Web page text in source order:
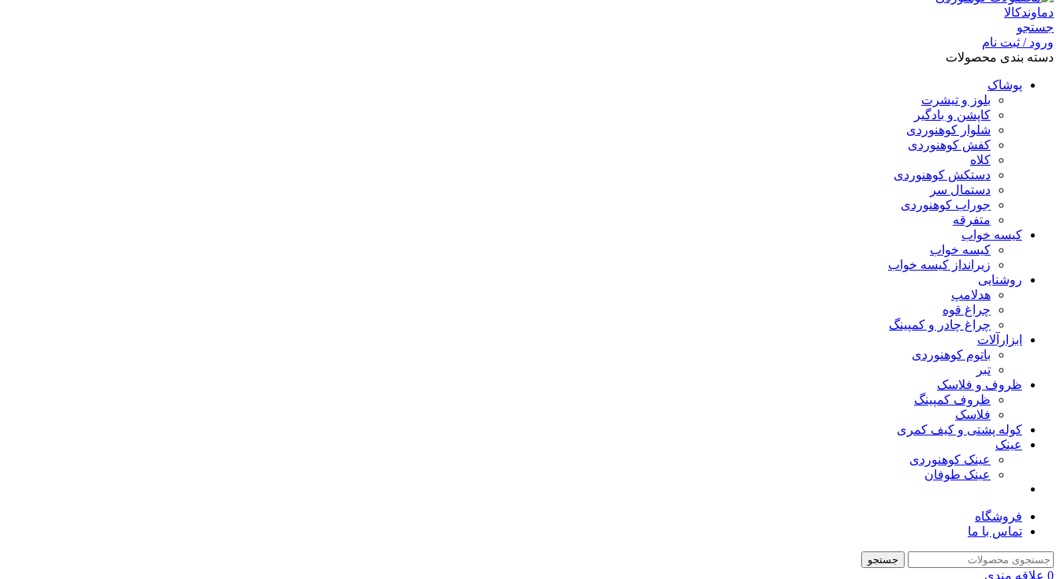
جستجو
ورود / ثبت نام
دسته بندی محصولات
پوشاک
بلوز و تیشرت
کاپشن و بادگیر
شلوار کوهنوردی
کفش کوهنوردی
کلاه
دستکش کوهنوردی
دستمال سر
جوراب کوهنوردی
متفرقه
کیسه خواب
کیسه خواب
زیرانداز کیسه خواب
روشنایی
هدلامپ
چراغ قوه
چراغ چادر و کمپینگ
ابزارآلات
باتوم کوهنوردی
تبر
ظروف و فلاسک
ظروف کمپینگ
فلاسک
کوله پشتی و کیف کمری
عینک
عینک کوهنوردی
عینک طوفان
فروشگاه
تماس با ما
جستجو
0 علاقه مندی